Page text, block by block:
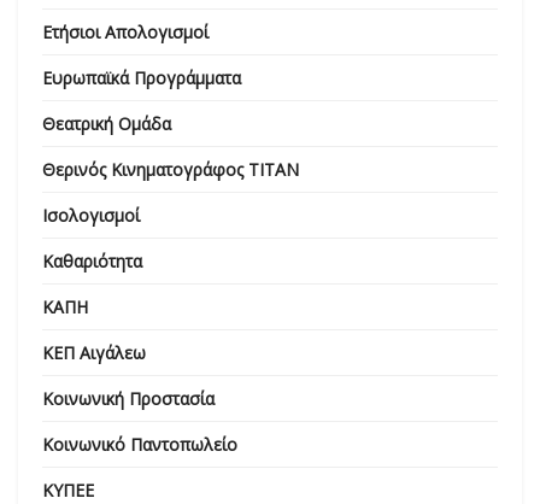
Ετήσιοι Απολογισμοί
Ευρωπαϊκά Προγράμματα
Θεατρική Ομάδα
Θερινός Κινηματογράφος ΤΙΤΑΝ
Ισολογισμοί
Καθαριότητα
ΚΑΠΗ
ΚΕΠ Αιγάλεω
Κοινωνική Προστασία
Κοινωνικό Παντοπωλείο
ΚΥΠΕΕ